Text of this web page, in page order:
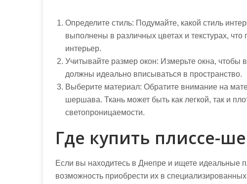
Определите стиль: Подумайте, какой стиль
выполнены в различных цветах и текстурах,
интерьер.
Учитывайте размер окон: Измерьте окна, чтобы
должны идеально вписываться в пространство.
Выберите материал: Обратите внимание на
шершава. Ткань может быть как легкой, так и
светопроницаемости.
Где купить плиссе-
Если вы находитесь в Днепре и ищете идеальные
возможность приобрести их в